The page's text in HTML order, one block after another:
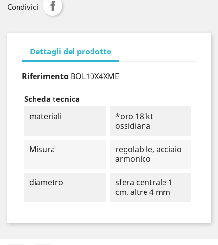
Condividi
Dettagli del prodotto
Riferimento BOL10X4XME
Scheda tecnica
materiali
*oro 18 kt
ossidiana
Misura
regolabile, acciaio
armonico
diametro
sfera centrale 1
cm, altre 4 mm